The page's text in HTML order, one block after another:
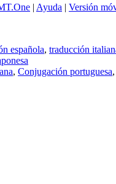
| Ayuda | Versión
española, traducción
, Conjugación portuguesa,